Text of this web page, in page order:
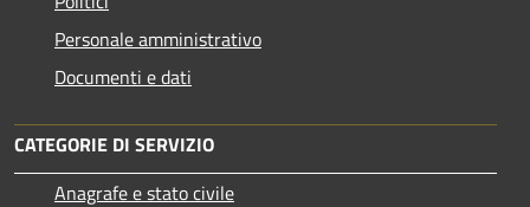
Personale amministrativo
Documenti e dati
CATEGORIE DI SERVIZIO
Anagrafe e stato civile